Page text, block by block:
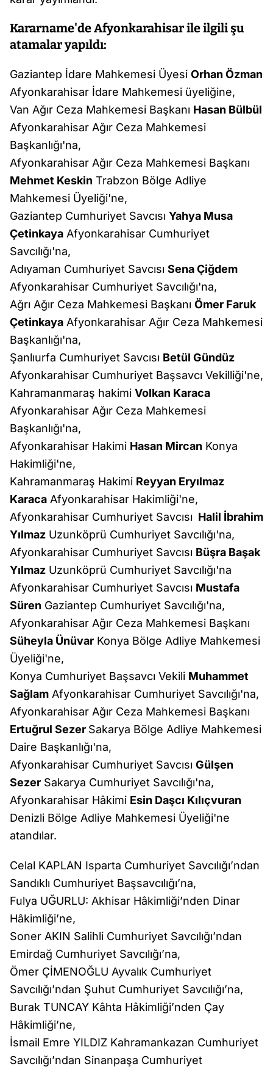
Kararname'de Afyonkarahisar ile ilgili şu
atamalar yapıldı:
Gaziantep İdare Mahkemesi Üyesi Orhan Özman
Afyonkarahisar İdare Mahkemesi üyeliğine,
Van Ağır Ceza Mahkemesi Başkanı Hasan Bülbül
Afyonkarahisar Ağır Ceza Mahkemesi
Başkanlığı'na,
Afyonkarahisar Ağır Ceza Mahkemesi Başkanı
Mehmet Keskin Trabzon Bölge Adliye
Mahkemesi Üyeliği'ne,
Gaziantep Cumhuriyet Savcısı Yahya Musa
Çetinkaya Afyonkarahisar Cumhuriyet
Savcılığı'na,
Adıyaman Cumhuriyet Savcısı Sena Çiğdem
Afyonkarahisar Cumhuriyet Savcılığı'na,
Ağrı Ağır Ceza Mahkemesi Başkanı Ömer Faruk
Çetinkaya Afyonkarahisar Ağır Ceza Mahkemesi
Başkanlığı'na,
Şanlıurfa Cumhuriyet Savcısı Betül Gündüz
Afyonkarahisar Cumhuriyet Başsavcı Vekilliği'ne,
Kahramanmaraş hakimi Volkan Karaca
Afyonkarahisar Ağır Ceza Mahkemesi
Başkanlığı'na,
Afyonkarahisar Hakimi Hasan Mircan Konya
Hakimliği'ne,
Kahramanmaraş Hakimi Reyyan Eryılmaz
Karaca Afyonkarahisar Hakimliği'ne,
Afyonkarahisar Cumhuriyet Savcısı Halil İbrahim
Yılmaz Uzunköprü Cumhuriyet Savcılığı'na,
Afyonkarahisar Cumhuriyet Savcısı Büşra Başak
Yılmaz Uzunköprü Cumhuriyet Savcılığı'na
Afyonkarahisar Cumhuriyet Savcısı Mustafa
Süren Gaziantep Cumhuriyet Savcılığı'na,
Afyonkarahisar Ağır Ceza Mahkemesi Başkanı
Süheyla Ünüvar Konya Bölge Adliye Mahkemesi
Üyeliği'ne,
Konya Cumhuriyet Başsavcı Vekili Muhammet
Sağlam Afyonkarahisar Cumhuriyet Savcılığı'na,
Afyonkarahisar Ağır Ceza Mahkemesi Başkanı
Ertuğrul Sezer Sakarya Bölge Adliye Mahkemesi
Daire Başkanlığı'na,
Afyonkarahisar Cumhuriyet Savcısı Gülşen
Sezer Sakarya Cumhuriyet Savcılığı'na,
Afyonkarahisar Hâkimi Esin Daşcı Kılıçvuran
Denizli Bölge Adliye Mahkemesi Üyeliği'ne
atandılar.
Celal KAPLAN Isparta Cumhuriyet Savcılığı’ndan
Sandıklı Cumhuriyet Başsavcılığı’na,
Fulya UĞURLU: Akhisar Hâkimliği’nden Dinar
Hâkimliği’ne,
Soner AKIN Salihli Cumhuriyet Savcılığı’ndan
Emirdağ Cumhuriyet Savcılığı’na,
Ömer ÇİMENOĞLU Ayvalık Cumhuriyet
Savcılığı’ndan Şuhut Cumhuriyet Savcılığı’na,
Burak TUNCAY Kâhta Hâkimliği’nden Çay
Hâkimliği’ne,
İsmail Emre YILDIZ Kahramankazan Cumhuriyet
Savcılığı’ndan Sinanpaşa Cumhuriyet